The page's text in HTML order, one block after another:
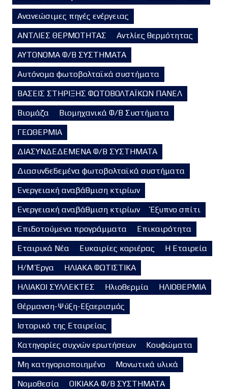
Ανανεώσιμες πηγές ενέργειας
ΑΝΤΛΙΕΣ ΘΕΡΜΟΤΗΤΑΣ
Αντλίες θερμότητας
ΑΥΤΟΝΟΜΑ Φ/Β ΣΥΣΤΗΜΑΤΑ
Αυτόνομα φωτοβολταϊκά συστήματα
ΒΑΣΕΙΣ ΣΤΗΡΙΞΗΣ ΦΩΤΟΒΟΛΤΑΪΚΩΝ ΠΑΝΕΛ
Βιομάζα
Βιομηχανικά Φ/Β Συστήματα
ΓΕΩΘΕΡΜΙΑ
ΔΙΑΣΥΝΔΕΔΕΜΕΝΑ Φ/Β ΣΥΣΤΗΜΑΤΑ
Διασυνδεδεμένα φωτοβολταϊκά συστήματα
Ενεργειακή αναβάθμιση κτιρίων
Ενεργειακή αναβάθμιση κτιρίων
Έξυπνο σπίτι
Επιδοτούμενα προγράμματα
Επικαιρότητα
Εταιρικά Νέα
Ευκαιρίες καριέρας
Η Εταιρεία
Η/Μ Έργα
ΗΛΙΑΚΑ ΦΩΤΙΣΤΙΚΑ
ΗΛΙΑΚΟΙ ΣΥΛΛΕΚΤΕΣ
Ηλιοθερμία
ΗΛΙΟΘΕΡΜΙΑ
Θέρμανση-Ψύξη-Εξαερισμός
Ιστορικό της Εταιρείας
Κατηγορίες συχνών ερωτήσεων
Κουφώματα
Μη κατηγοριοποιημένο
Μονωτικά υλικά
Νομοθεσία
ΟΙΚΙΑΚΑ Φ/Β ΣΥΣΤΗΜΑΤΑ